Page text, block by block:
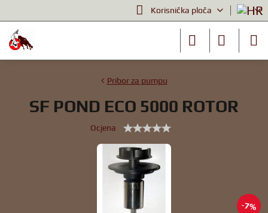
Korisnička ploča
7%
Pribor za pumpu
SF POND ECO 5000 ROTOR
Ocjena